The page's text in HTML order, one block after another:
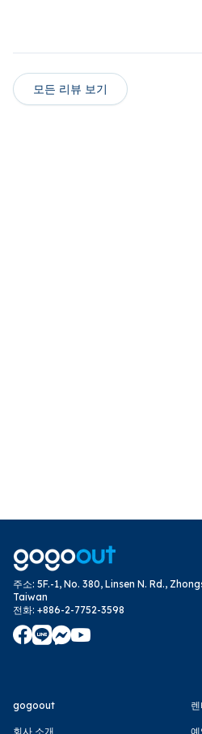
모든 리뷰 보기
주소: 5F.-1, No. 380, Linsen N. Rd.,
Taiwan
전화: +886-2-7752-3598
gogoout
회사 소개 예